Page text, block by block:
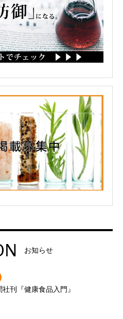
お知らせ
刊『健康食品入門』